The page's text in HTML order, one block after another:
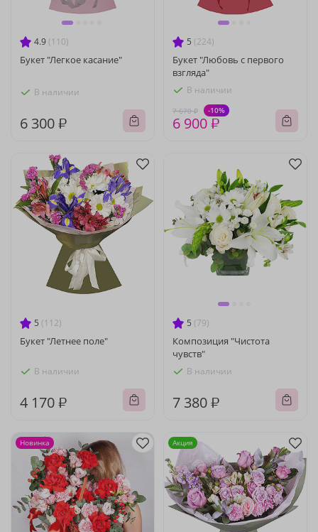
4.9 (110)
Букет "Легкое касание"
В наличии
6 300 ₽
5 (224)
Букет "Любовь с первого
взгляда"
В наличии
7 670 ₽ -10%
6 900 ₽
5 (112)
Букет "Летнее поле"
В наличии
4 170 ₽
5 (79)
Композиция "Чистота
чувств"
В наличии
7 380 ₽
Новинка Акция